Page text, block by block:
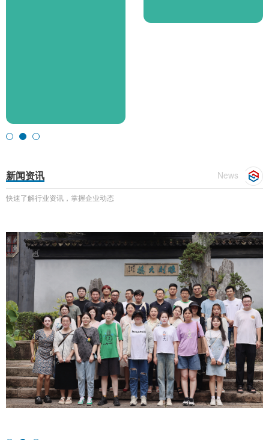
新闻资讯 News
快速了解行业资讯，掌握企业动态